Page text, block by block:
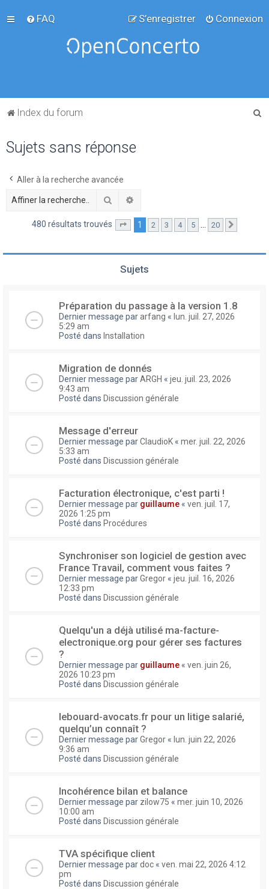
FAQ Connexion
S’enregistrer
Index du forum
Sujets sans réponse
Aller à la recherche avancée
Rechercher
480 résultats trouvés Page sur20
1 2 3 4 5 … 20
Sujets
Préparation du passage à la version 1.8
Dernier message pararfang « lun. juil. 27, 2026
5:29 am
Posté dans Installation
Migration de donnés
Dernier message parARGH « jeu. juil. 23, 2026
9:43 am
Posté dans Discussion générale
Message d'erreur
Dernier message parClaudioK « mer. juil. 22, 2026
5:33 am
Posté dans Discussion générale
Facturation électronique, c'est parti !
Dernier message par guillaume « ven. juil. 17,
2026 1:25 pm
Posté dans Procédures
Synchroniser son logiciel de gestion avec
France Travail, comment vous faites ?
Dernier message parGregor « jeu. juil. 16, 2026
12:33 pm
Posté dans Discussion générale
Quelqu'un a déjà utilisé ma-facture-
electronique.org pour gérer ses factures
?
Dernier message par guillaume « ven. juin 26,
2026 10:23 pm
Posté dans Discussion générale
lebouard-avocats.fr pour un litige salarié,
quelqu’un connaît ?
Dernier message parGregor « lun. juin 22, 2026
9:36 am
Posté dans Discussion générale
Incohérence bilan et balance
Dernier message par zilow75 « mer. juin 10, 2026
10:00 am
Posté dans Discussion générale
TVA spécifique client
Dernier message pardoc « ven. mai 22, 2026 4:12
pm
Posté dans Discussion générale